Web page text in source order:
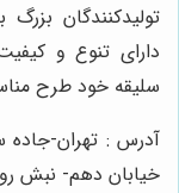
تولیدکنندگان
دارای تنوع و
سلیقه خود طرح
آدرس : تهران-جاده
خیابان دهم- نبش رو